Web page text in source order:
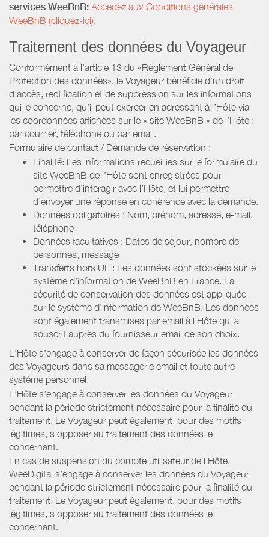
services WeeBnB: Accédez aux Conditions générales
WeeBnB (cliquez-ici).
Traitement des données du Voyageur
Conformément à l'article 13 du «Règlement Général de
Protection des données», le Voyageur bénéficie d’un droit
d’accès, rectification et de suppression sur les informations
qui le concerne, qu’il peut exercer en adressant à l’Hôte via
les coordonnées affichées sur le « site WeeBnB » de l’Hôte :
par courrier, téléphone ou par email.
Formulaire de contact / Demande de réservation :
Finalité: Les informations recueillies sur le formulaire du
site WeeBnB de l’Hôte sont enregistrées pour
permettre d’interagir avec l’Hôte, et lui permettre
d’envoyer une réponse en cohérence avec la demande.
Données obligatoires : Nom, prénom, adresse, e-mail,
téléphone
Données facultatives : Dates de séjour, nombre de
personnes, message
Transferts hors UE : Les données sont stockées sur le
système d’information de WeeBnB en France. La
sécurité de conservation des données est appliquée
sur le système d’information de WeeBnB. Les données
sont également transmises par email à l’Hôte qui a
souscrit auprès du fournisseur email de son choix.
L’Hôte s’engage à conserver de façon sécurisée les données
des Voyageurs dans sa messagerie email et toute autre
système personnel.
L’Hôte s’engage à conserver les données du Voyageur
pendant la période strictement nécessaire pour la finalité du
traitement. Le Voyageur peut également, pour des motifs
légitimes, s’opposer au traitement des données le
concernant.
En cas de suspension du compte utilisateur de l’Hôte,
WeeDigital s’engage à conserver les données du Voyageur
pendant la période strictement nécessaire pour la finalité du
traitement. Le Voyageur peut également, pour des motifs
légitimes, s’opposer au traitement des données le
concernant.